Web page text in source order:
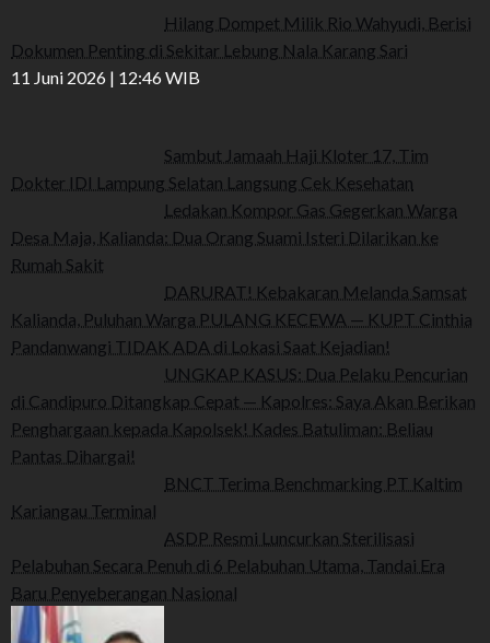
Hilang Dompet Milik Rio Wahyudi, Berisi
Dokumen Penting di Sekitar Lebung Nala Karang Sari
11 Juni 2026 | 12:46 WIB
Sambut Jamaah Haji Kloter 17, Tim
Dokter IDI Lampung Selatan Langsung Cek Kesehatan
Ledakan Kompor Gas Gegerkan Warga
Desa Maja, Kalianda: Dua Orang Suami Isteri Dilarikan ke
Rumah Sakit
DARURAT! Kebakaran Melanda Samsat
Kalianda, Puluhan Warga PULANG KECEWA — KUPT Cinthia
Pandanwangi TIDAK ADA di Lokasi Saat Kejadian!
UNGKAP KASUS: Dua Pelaku Pencurian
di Candipuro Ditangkap Cepat — Kapolres: Saya Akan Berikan
Penghargaan kepada Kapolsek! Kades Batuliman: Beliau
Pantas Dihargai!
BNCT Terima Benchmarking PT Kaltim
Kariangau Terminal
ASDP Resmi Luncurkan Sterilisasi
Pelabuhan Secara Penuh di 6 Pelabuhan Utama, Tandai Era
Baru Penyeberangan Nasional